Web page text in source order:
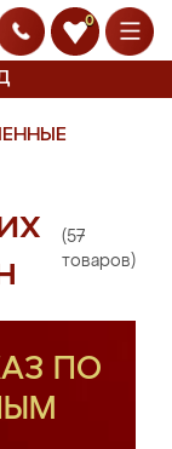
0
(57
товаров)
ПО